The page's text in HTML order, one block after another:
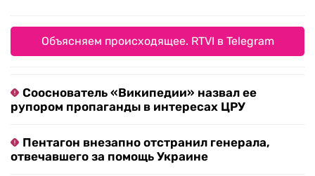
Объясняем происходящее. RTVI в Telegram
Сооснователь «Википедии» назвал ее
рупором пропаганды в интересах ЦРУ
Пентагон внезапно отстранил генерала,
отвечавшего за помощь Украине